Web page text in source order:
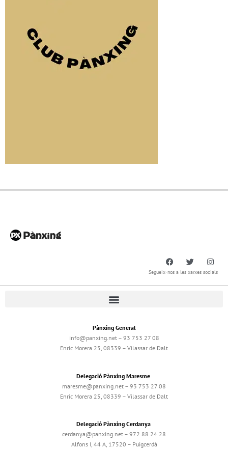
Segueix-nos a les xarxes socials
Pànxing General
info@panxing.net – 93 753 27 08
Enric Morera 25, 08339 – Vilassar de Dalt
Delegació Pànxing Maresme
maresme@panxing.net – 93 753 27 08
Enric Morera 25, 08339 – Vilassar de Dalt
Delegació Pànxing Cerdanya
cerdanya@panxing.net – 972 88 24 28
Alfons I, 44 A, 17520 – Puigcerdà